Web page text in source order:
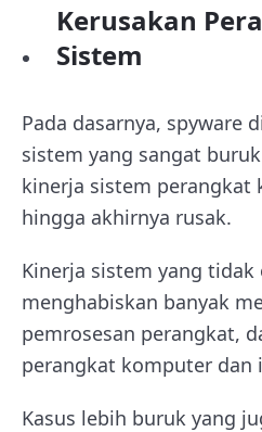
Kerusakan
Sistem
Pada dasarnya, spyware
sistem yang sangat
kinerja sistem perangkat
hingga akhirnya rusak.
Kinerja sistem yang
menghabiskan banyak
pemrosesan perangkat,
perangkat komputer dan
Kasus lebih buruk yang